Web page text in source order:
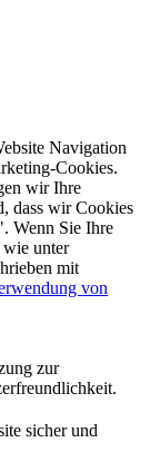
Navigation
Cookies.
wir Ihre
dass wir Cookies
Wenn Sie Ihre
unter
mit
von
zur
sicher und